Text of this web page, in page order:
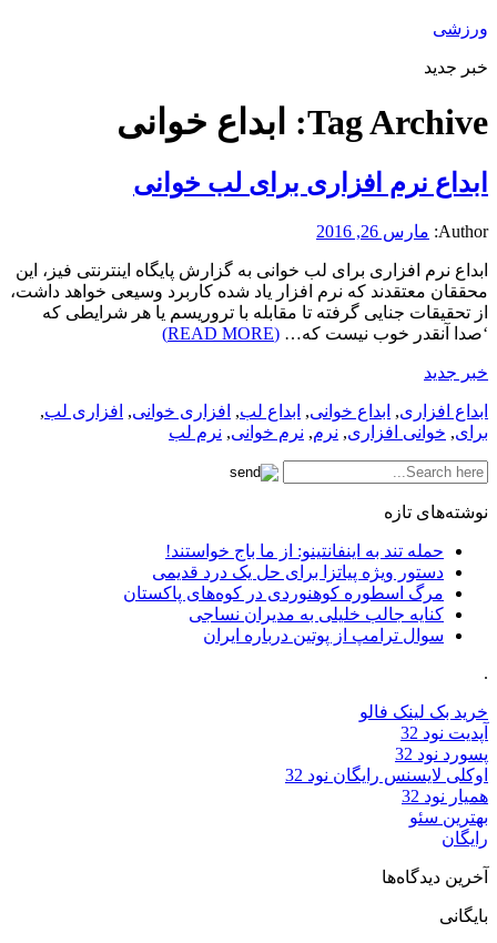
ورزشی
خبر جدید
Tag Archive: ابداع خوانی
ابداع نرم افزاری برای لب خوانی
Author: مارس 26, 2016
ابداع نرم افزاری برای لب خوانی به گزارش پایگاه اینترنتی فیز، این
محققان معتقدند که نرم افزار یاد شده کاربرد وسیعی خواهد داشت،
از تحقیقات جنایی گرفته تا مقابله با تروریسم یا هر شرایطی که
‘صدا آنقدر خوب نیست که… (READ MORE)
خبر جدید
ابداع افزاری, ابداع خوانی, ابداع لب, افزاری خوانی, افزاری لب,
برای, خوانی افزاری, نرم, نرم خوانی, نرم لب
نوشته‌های تازه
حمله تند به اینفانتینو: از ما باج خواستند!
دستور ویژه پیاتزا برای حل یک درد قدیمی
مرگ اسطوره کوهنوردی در کوه‌های پاکستان
کنایه جالب خلیلی به مدیران نساجی
سوال ترامپ از پوتین درباره ایران
.
خرید بک لینک فالو
آپدیت نود 32
پسورد نود 32
اوکلی لایسنس رایگان نود 32
همیار نود 32
بهترین سئو
رایگان
آخرین دیدگاه‌ها
بایگانی